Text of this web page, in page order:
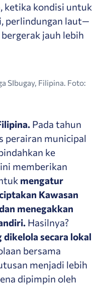
ketika kondisi untuk
perlindungan laut—
jauh lebih
SIbugay, Filipina. Foto:
Pada tahun
perairan municipal
ke
memberikan
mengatur
Kawasan
menegakkan
Hasilnya?
secara lokal
bersama
menjadi lebih
dipimpin oleh